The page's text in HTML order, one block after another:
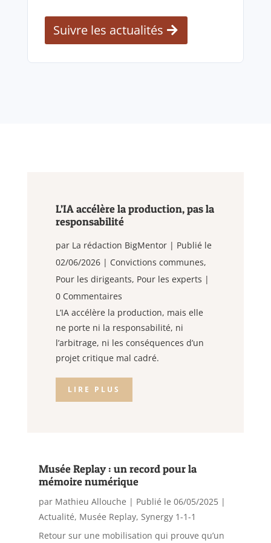
Suivre les actualités
L’IA accélère la production, pas la
responsabilité
par La rédaction BigMentor| Publié le
02/06/2026| Convictions communes,
Pour les dirigeants, Pour les experts |
0 Commentaires
L’IA accélère la production, mais elle
ne porte ni la responsabilité, ni
l’arbitrage, ni les conséquences d’un
projet critique mal cadré.
LIRE PLUS
Musée Replay : un record pour la
mémoire numérique
par Mathieu Allouche | Publié le 06/05/2025|
Actualité, Musée Replay, Synergy 1-1-1
Retour sur une mobilisation qui prouve qu’un